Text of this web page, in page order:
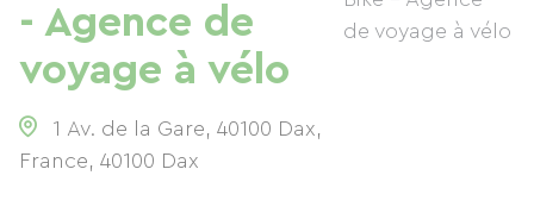
- Agence de
voyage à vélo
1 Av. de la Gare, 40100 Dax,
France, 40100 Dax